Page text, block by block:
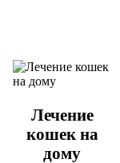
Лечение
кошек на
дому